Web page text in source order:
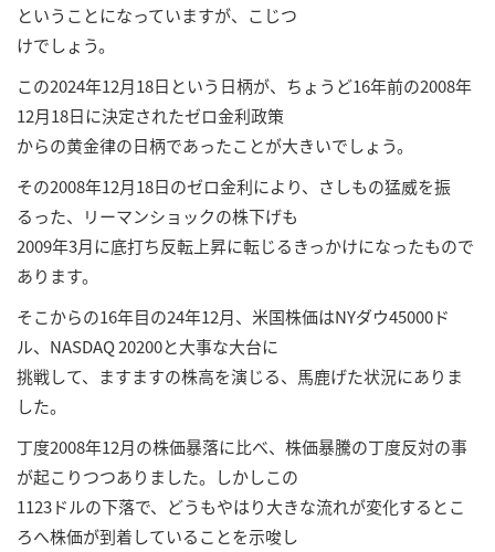
ということになっていますが、こじつ
けでしょう。
この2024年12月18日という日柄が、ちょうど16年前の2008年
12月18日に決定されたゼロ金利政策
からの黄金律の日柄であったことが大きいでしょう。
その2008年12月18日のゼロ金利により、さしもの猛威を振
るった、リーマンショックの株下げも
2009年3月に底打ち反転上昇に転じるきっかけになったもので
あります。
そこからの16年目の24年12月、米国株価はNYダウ45000ド
ル、NASDAQ 20200と大事な大台に
挑戦して、ますますの株高を演じる、馬鹿げた状況にありま
した。
丁度2008年12月の株価暴落に比べ、株価暴騰の丁度反対の事
が起こりつつありました。しかしこの
1123ドルの下落で、どうもやはり大きな流れが変化するとこ
ろへ株価が到着していることを示唆し